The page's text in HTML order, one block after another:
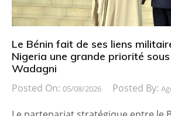
Le Bénin fait de ses liens
Nigeria une grande priorité sous
Wadagni
Posted On: 05/08/2026 Posted By: